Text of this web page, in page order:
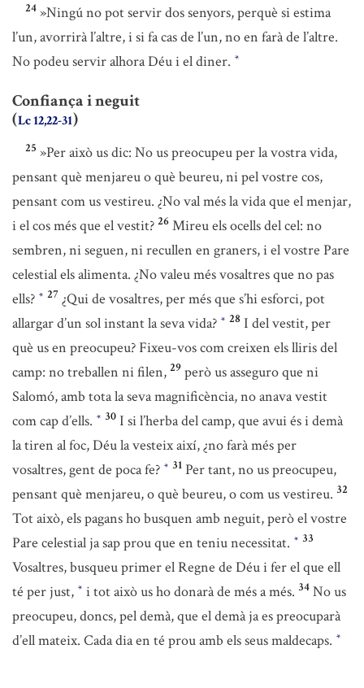
24 »Ningú no pot servir dos senyors, perquè si estima
l’un, avorrirà l’altre, i si fa cas de l’un, no en farà de l’altre.
No podeu servir alhora Déu i el diner. *
Confiança i neguit
(Lc 12,22-31)
25 »Per això us dic: No us preocupeu per la vostra vida,
pensant què menjareu o què beureu, ni pel vostre cos,
pensant com us vestireu. ¿No val més la vida que el menjar,
i el cos més que el vestit? 26 Mireu els ocells del cel: no
sembren, ni seguen, ni recullen en graners, i el vostre Pare
celestial els alimenta. ¿No valeu més vosaltres que no pas
ells? * 27 ¿Qui de vosaltres, per més que s’hi esforci, pot
allargar d’un sol instant la seva vida? * 28 I del vestit, per
què us en preocupeu? Fixeu-vos com creixen els lliris del
camp: no treballen ni filen, 29 però us asseguro que ni
Salomó, amb tota la seva magnificència, no anava vestit
com cap d’ells. * 30 I si l’herba del camp, que avui és i demà
la tiren al foc, Déu la vesteix així, ¿no farà més per
vosaltres, gent de poca fe? * 31 Per tant, no us preocupeu,
pensant què menjareu, o què beureu, o com us vestireu. 32
Tot això, els pagans ho busquen amb neguit, però el vostre
Pare celestial ja sap prou que en teniu necessitat. * 33
Vosaltres, busqueu primer el Regne de Déu i fer el que ell
té per just, * i tot això us ho donarà de més a més. 34 No us
preocupeu, doncs, pel demà, que el demà ja es preocuparà
d’ell mateix. Cada dia en té prou amb els seus maldecaps. *